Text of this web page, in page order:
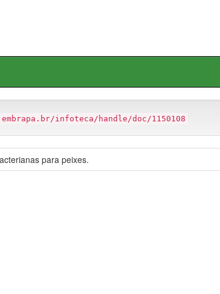
infoteca/handle/doc/1150108
para peixes.